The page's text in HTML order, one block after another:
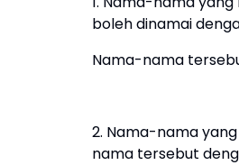
boleh dinamai
Nama-nama
2. Nama-nama
nama tersebut